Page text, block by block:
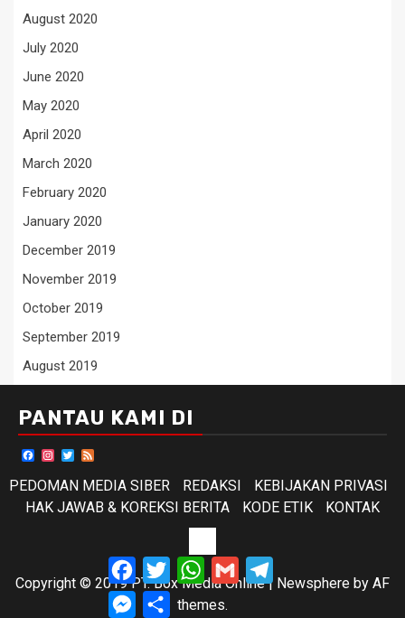
August 2020
July 2020
June 2020
May 2020
April 2020
March 2020
February 2020
January 2020
December 2019
November 2019
October 2019
September 2019
August 2019
PANTAU KAMI DI
Facebook
Instagram
Twitter
PEDOMAN MEDIA SIBER
REDAKSI
KEBIJAKAN PRIVASI
HAK JAWAB & KOREKSI BERITA
KODE ETIK KONTAK
ETIK
Copyright © 2019 PT. Box Media Online| Newsphere by AF
themes.
Facebook
TwitterWhatsApp
Gmail
Messenger
Share